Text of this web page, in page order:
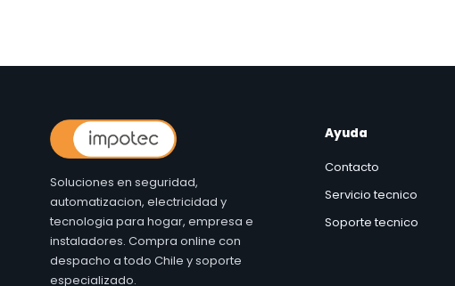
Soluciones en seguridad,
automatizacion, electricidad y
tecnologia para hogar, empresa e
instaladores. Compra online con
despacho a todo Chile y soporte
especializado.
Ayuda
Contacto
Servicio tecnico
Soporte tecnico